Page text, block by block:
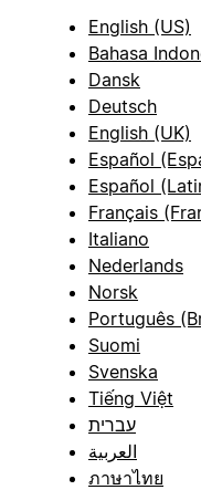
English (US)
Bahasa
Dansk
Deutsch
English (UK)
Español
Español
Français
Italiano
Nederlands
Norsk
Português
Suomi
Svenska
Tiếng Việt
עברית
العربية
ภาษาไทย